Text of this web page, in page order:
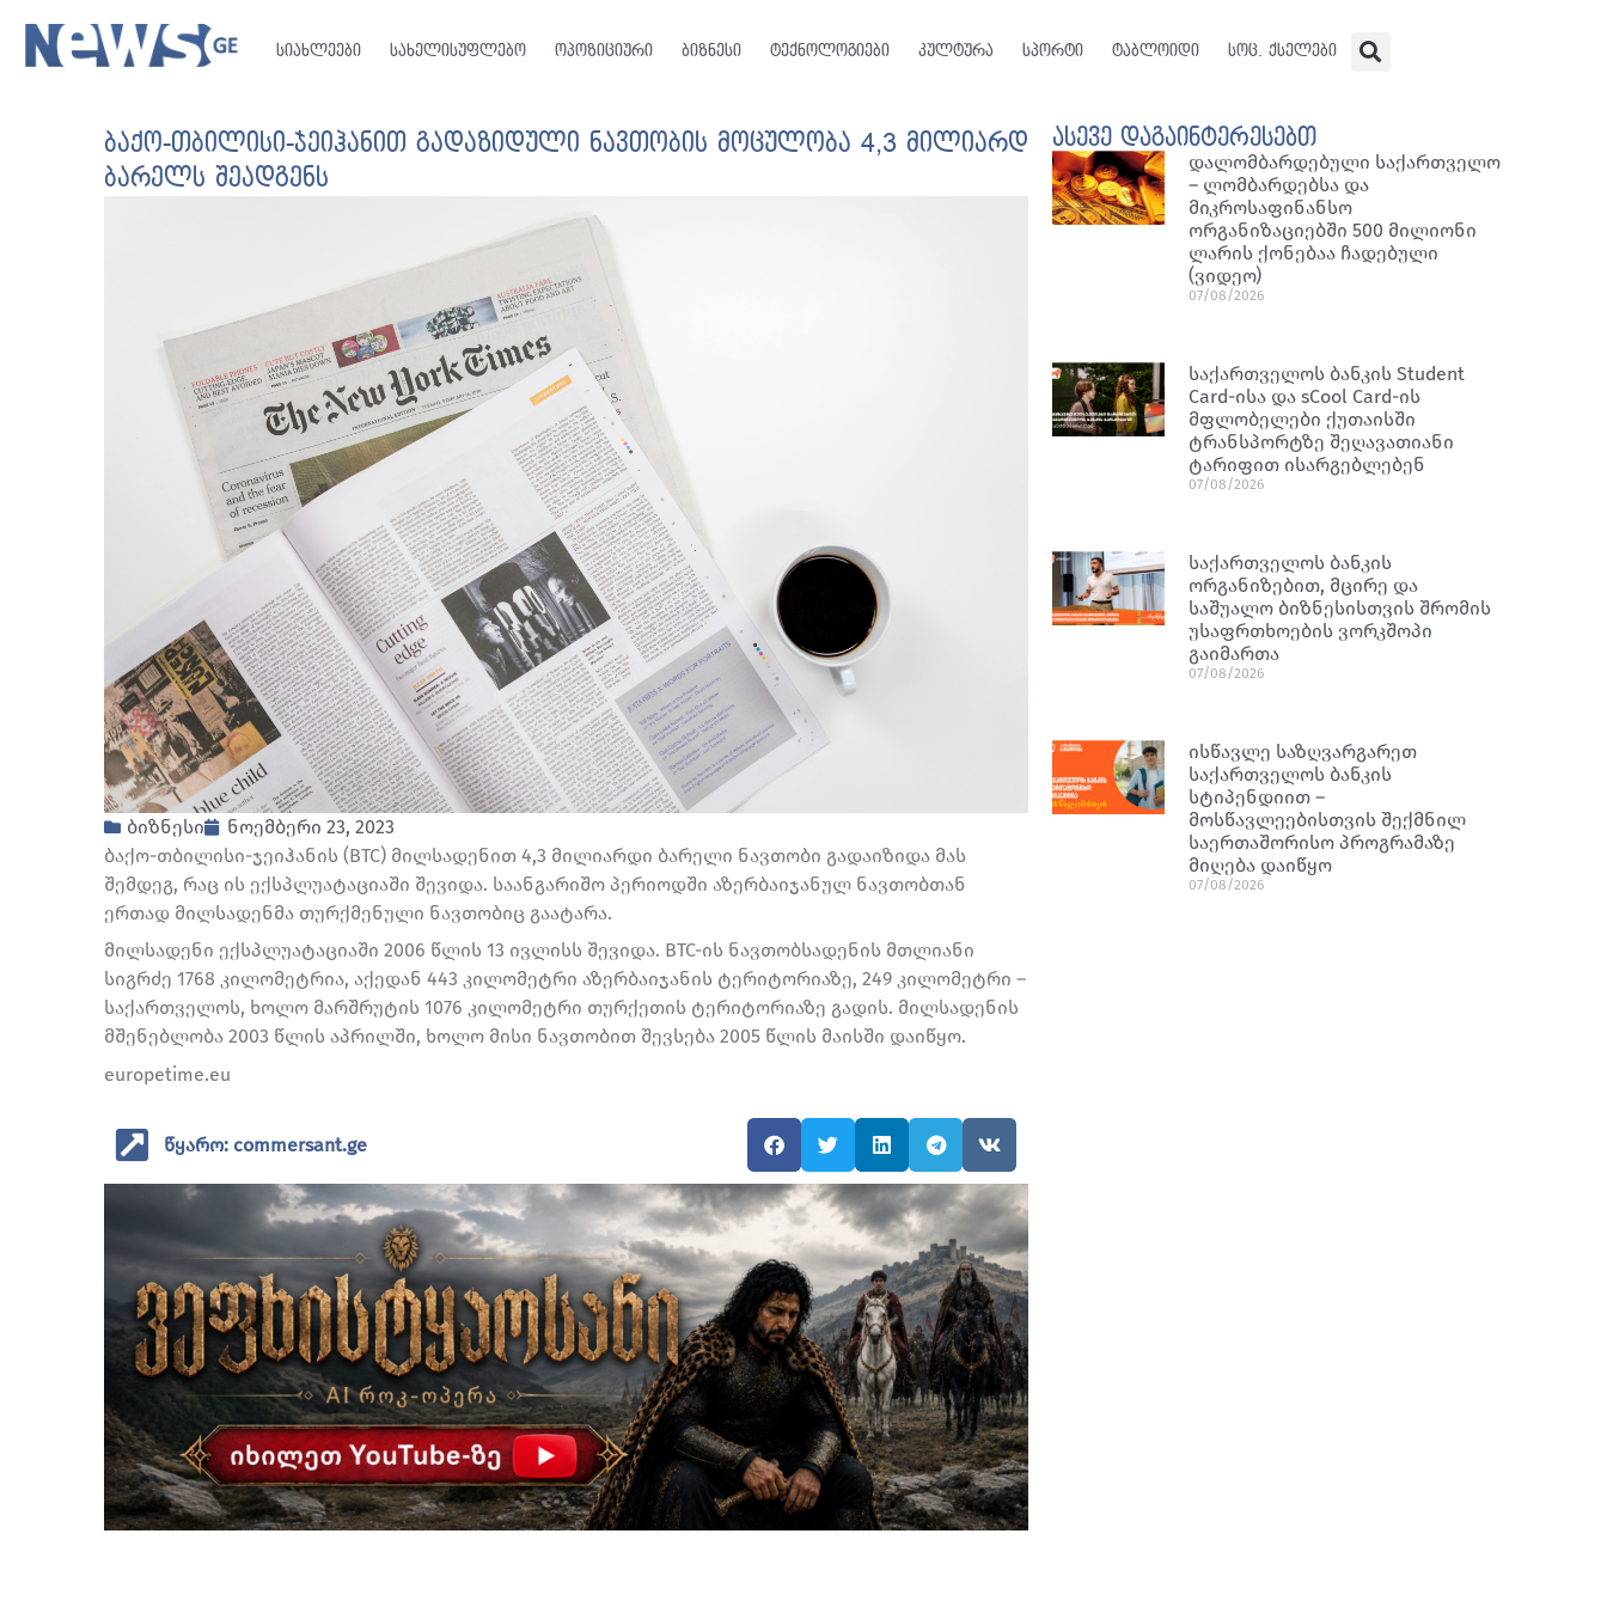
სიახლეები სახელისუფლებო ოპოზიციური ბიზნესი ტექნოლოგიები კულტურა სპორტი ტაბლოიდი სოც. ქსელები
ბაქო-თბილისი-ჯეიჰანით გადაზიდული ნავთობის მოცულობა 4,3 მილიარდ
ბარელს შეადგენს
ბიზნესი
ნოემბერი 23, 2023
ბაქო-თბილისი-ჯეიჰანის (BTC) მილსადენით 4,3 მილიარდი ბარელი ნავთობი გადაიზიდა მას
შემდეგ, რაც ის ექსპლუატაციაში შევიდა. საანგარიშო პერიოდში აზერბაიჯანულ ნავთობთან
ერთად მილსადენმა თურქმენული ნავთობიც გაატარა.
მილსადენი ექსპლუატაციაში 2006 წლის 13 ივლისს შევიდა. BTC-ის ნავთობსადენის მთლიანი
სიგრძე 1768 კილომეტრია, აქედან 443 კილომეტრი აზერბაიჯანის ტერიტორიაზე, 249 კილომეტრი –
საქართველოს, ხოლო მარშრუტის 1076 კილომეტრი თურქეთის ტერიტორიაზე გადის. მილსადენის
მშენებლობა 2003 წლის აპრილში, ხოლო მისი ნავთობით შევსება 2005 წლის მაისში დაიწყო.
europetime.eu
წყარო: commersant.ge
ასევე დაგაინტერესებთ
დალომბარდებული საქართველო
– ლომბარდებსა და
მიკროსაფინანსო
ორგანიზაციებში 500 მილიონი
ლარის ქონებაა ჩადებული
(ვიდეო)
07/08/2026
საქართველოს ბანკის Student
Card-ისა და sCool Card-ის
მფლობელები ქუთაისში
ტრანსპორტზე შეღავათიანი
ტარიფით ისარგებლებენ
07/08/2026
საქართველოს ბანკის
ორგანიზებით, მცირე და
საშუალო ბიზნესისთვის შრომის
უსაფრთხოების ვორკშოპი
გაიმართა
07/08/2026
ისწავლე საზღვარგარეთ
საქართველოს ბანკის
სტიპენდიით –
მოსწავლეებისთვის შექმნილ
საერთაშორისო პროგრამაზე
მიღება დაიწყო
07/08/2026